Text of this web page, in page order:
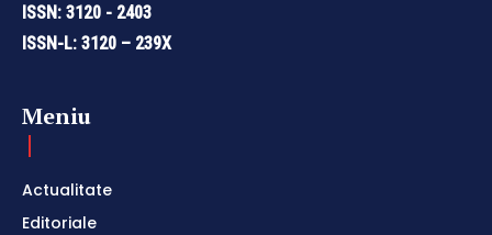
ISSN: 3120 - 2403
ISSN-L: 3120 – 239X
Meniu
Actualitate
Editoriale